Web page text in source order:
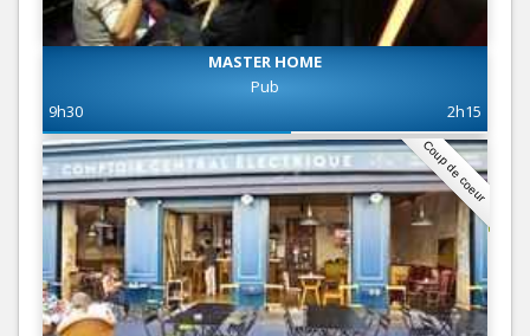
MASTER HOME
Pub
9h30
2h15
Coup de coeur